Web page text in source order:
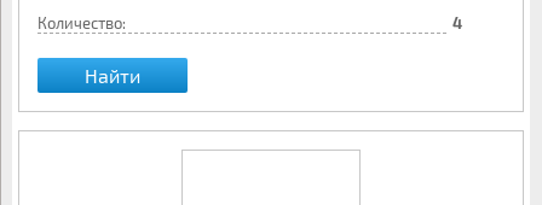
Количество: 4
Найти